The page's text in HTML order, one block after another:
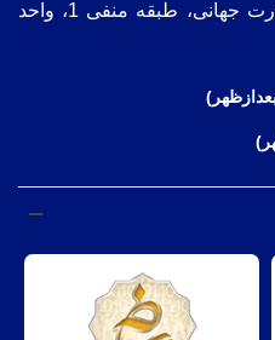
میدان فردوسی، مجتمع تجارت جهانی، طبقه منفی 1، واحد